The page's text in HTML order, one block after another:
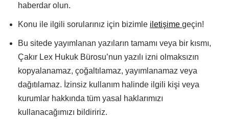
haberdar olun.
Konu ile ilgili sorularınız için bizimle iletişime geçin!
Bu sitede yayımlanan yazıların tamamı veya bir kısmı,
Çakır Lex Hukuk Bürosu’nun yazılı izni olmaksızın
kopyalanamaz, çoğaltılamaz, yayımlanamaz veya
dağıtılamaz. İzinsiz kullanım halinde ilgili kişi veya
kurumlar hakkında tüm yasal haklarımızı
kullanacağımızı bildiririz.